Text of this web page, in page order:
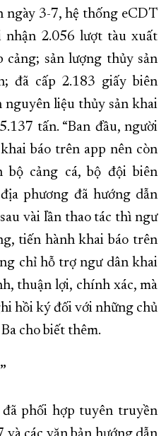
ngày 3-7, hệ thống eCDT
nhận 2.056 lượt tàu xuất
cảng; sản lượng thủy sản
đã cấp 2.183 giấy biên
nguyên liệu thủy sản khai
tấn. “Ban đầu, người
báo trên app nên còn
bộ cảng cá, bộ đội biên
phương đã hướng dẫn
vài lần thao tác thì ngư
tiến hành khai báo trên
chỉ hỗ trợ ngư dân khai
thuận lợi, chính xác, mà
hồi ký đối với những chủ
cho biết thêm.
phối hợp tuyên truyền